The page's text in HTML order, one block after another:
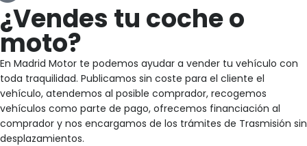
¿Vendes tu coche o
moto?
En Madrid Motor te podemos ayudar a vender tu vehículo con
toda traquilidad. Publicamos sin coste para el cliente el
vehículo, atendemos al posible comprador, recogemos
vehículos como parte de pago, ofrecemos financiación al
comprador y nos encargamos de los trámites de Trasmisión sin
desplazamientos.